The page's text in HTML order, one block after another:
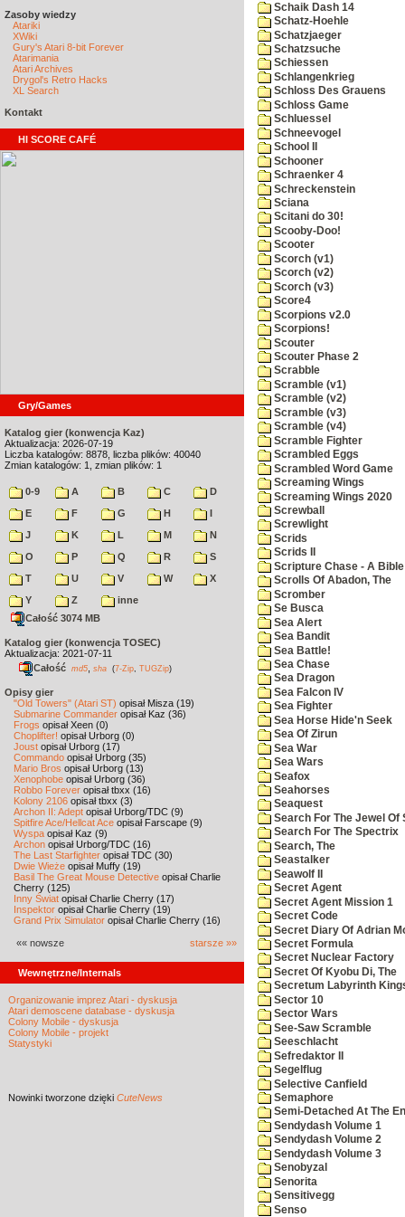
Zasoby wiedzy
Atariki
XWiki
Gury's Atari 8-bit Forever
Atarimania
Atari Archives
Drygol's Retro Hacks
XL Search
Kontakt
HI SCORE CAFÉ
Gry/Games
Katalog gier (konwencja Kaz)
Aktualizacja: 2026-07-19
Liczba katalogów: 8878, liczba plików: 40040
Zmian katalogów: 1, zmian plików: 1
0-9 A B C
D
E
F G H
I
J
K L M
N
O
P Q R
S
T
U V W
X
Y
Z
inne
Całość 3074 MB
Katalog gier (konwencja TOSEC)
Aktualizacja: 2021-07-11
Całość md5 sha (7-Zip TUGZip)
Opisy gier
"Old Towers" (Atari ST) opisał Misza (19)
Submarine Commander opisał Kaz (36)
Frogs opisał Xeen (0)
Choplifter! opisał Urborg (0)
Joust opisał Urborg (17)
Commando opisał Urborg (35)
Mario Bros opisał Urborg (13)
Xenophobe opisał Urborg (36)
Robbo Forever opisał tbxx (16)
Kolony 2106 opisał tbxx (3)
Archon II: Adept opisał Urborg/TDC (9)
Spitfire Ace/Hellcat Ace opisał Farscape (9)
Wyspa opisał Kaz (9)
Archon opisał Urborg/TDC (16)
The Last Starfighter opisał TDC (30)
Dwie Wieże opisał Muffy (19)
Basil The Great Mouse Detective opisał Charlie
Cherry (125)
Inny Świat opisał Charlie Cherry (17)
Inspektor opisał Charlie Cherry (19)
Grand Prix Simulator opisał Charlie Cherry (16)
«« nowsze starsze »»
Wewnętrzne/Internals
Organizowanie imprez Atari - dyskusja
Atari demoscene database - dyskusja
Colony Mobile - dyskusja
Colony Mobile - projekt
Statystyki
Nowinki tworzone dzięki CuteNews
Schaik Dash 14
Schatz-Hoehle
Schatzjaeger
Schatzsuche
Schiessen
Schlangenkrieg
Schloss Des Grauens
Schloss Game
Schluessel
Schneevogel
School II
Schooner
Schraenker 4
Schreckenstein
Sciana
Scitani do 30!
Scooby-Doo!
Scooter
Scorch (v1)
Scorch (v2)
Scorch (v3)
Score4
Scorpions v2.0
Scorpions!
Scouter
Scouter Phase 2
Scrabble
Scramble (v1)
Scramble (v2)
Scramble (v3)
Scramble (v4)
Scramble Fighter
Scrambled Eggs
Scrambled Word Game
Screaming Wings
Screaming Wings 2020
Screwball
Screwlight
Scrids
Scrids II
Scripture Chase - A Bible
Scrolls Of Abadon, The
Scromber
Se Busca
Sea Alert
Sea Bandit
Sea Battle!
Sea Chase
Sea Dragon
Sea Falcon IV
Sea Fighter
Sea Horse Hide'n Seek
Sea Of Zirun
Sea War
Sea Wars
Seafox
Seahorses
Seaquest
Search For The Jewel Of
Search For The Spectrix
Search, The
Seastalker
Seawolf II
Secret Agent
Secret Agent Mission 1
Secret Code
Secret Diary Of Adrian
Secret Formula
Secret Nuclear Factory
Secret Of Kyobu Di, The
Secretum Labyrinth
Sector 10
Sector Wars
See-Saw Scramble
Seeschlacht
Sefredaktor II
Segelflug
Selective Canfield
Semaphore
Semi-Detached At The
Sendydash Volume 1
Sendydash Volume 2
Sendydash Volume 3
Senobyzal
Senorita
Sensitivegg
Senso